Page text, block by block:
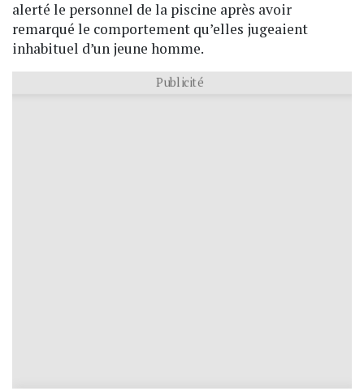
alerté le personnel de la piscine après avoir
remarqué le comportement qu’elles jugeaient
inhabituel d’un jeune homme.
Publicité